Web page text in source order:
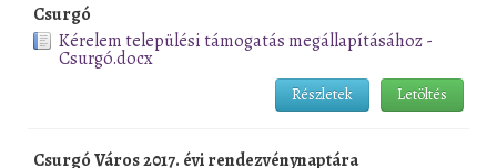
Csurgó
Kérelem települési támogatás megállapításához -
Csurgó.docx
Letöltés
Részletek
Csurgó Város 2017. évi rendezvénynaptára